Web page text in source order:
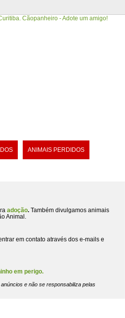
ANIMAIS PERDIDOS
adoção. Também divulgamos animais
Animal.
em contato através dos e-mails e
em perigo.
e não se responsabiliza pelas